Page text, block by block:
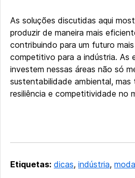
As soluções discutidas aqui
produzir de maneira mais
contribuindo para um futuro
competitivo para a indústria. As
investem nessas áreas não só
sustentabilidade ambiental, mas
resiliência e competitividade no
Etiquetas: dicas, indústria, moda